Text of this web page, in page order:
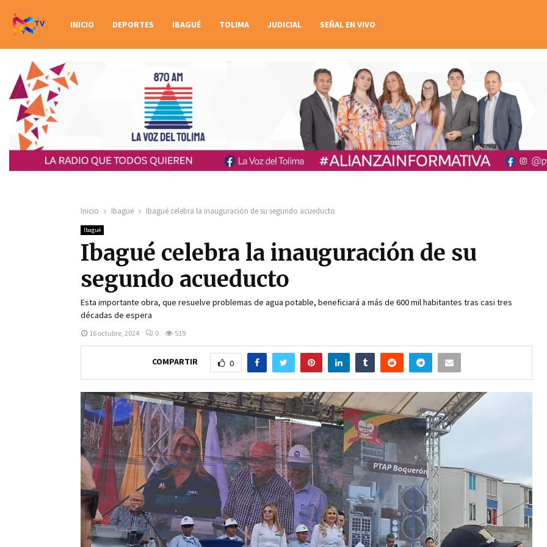
INICIO DEPORTES IBAGUÉ TOLIMA JUDICIAL SEÑAL EN VIVO
Inicio Ibagué Ibagué celebra la inauguración de su segundo acueducto
Ibagué
Ibagué celebra la inauguración de su
segundo acueducto
Esta importante obra, que resuelve problemas de agua potable, beneficiará a más de 600 mil habitantes tras casi tres
décadas de espera
16 octubre, 2024 0 519
COMPARTIR 0